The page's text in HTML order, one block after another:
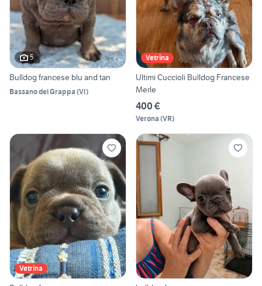
5
Bulldog francese blu and tan
Bassano del Grappa (VI)
Vetrina
Ultimi Cuccioli Bulldog Francese
Merle
400 €
Verona (VR)
Vetrina